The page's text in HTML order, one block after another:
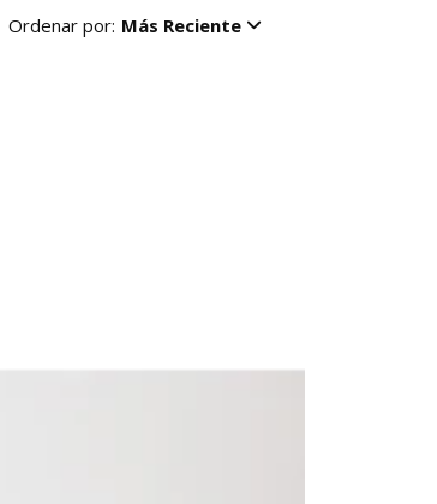
Ordenar por: Más Reciente